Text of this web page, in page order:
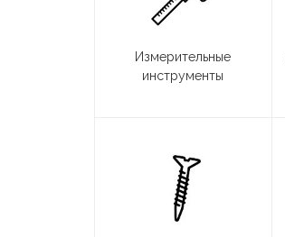
Измерительные
инструменты